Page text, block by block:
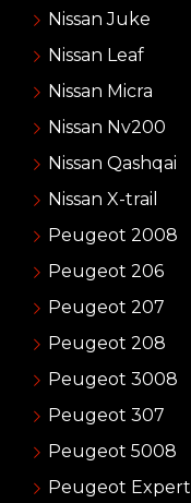
Nissan Juke
Nissan Leaf
Nissan Micra
Nissan Nv200
Nissan Qashqai
Nissan X-trail
Peugeot 2008
Peugeot 206
Peugeot 207
Peugeot 208
Peugeot 3008
Peugeot 307
Peugeot 5008
Peugeot Expert